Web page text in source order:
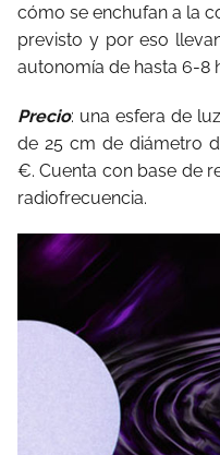
cómo se enchufan a la
previsto y por eso
autonomía de hasta 6-8
Precio: una esfera de
de 25 cm de diámetro
€. Cuenta con base de
radiofrecuencia.